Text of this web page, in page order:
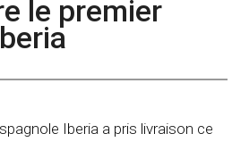
le premier
Iberia a pris livraison ce